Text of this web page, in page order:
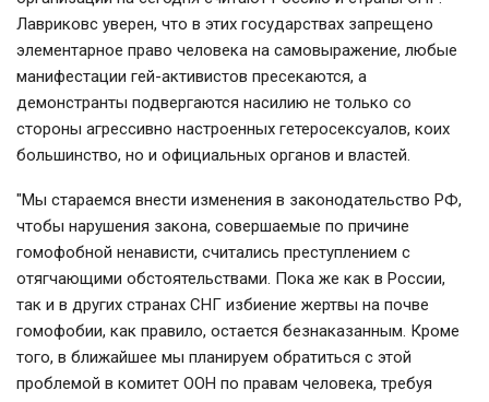
Лавриковс уверен, что в этих государствах запрещено
элементарное право человека на самовыражение, любые
манифестации гей-активистов пресекаются, а
демонстранты подвергаются насилию не только со
стороны агрессивно настроенных гетеросексуалов, коих
большинство, но и официальных органов и властей.
"Мы стараемся внести изменения в законодательство РФ,
чтобы нарушения закона, совершаемые по причине
гомофобной ненависти, считались преступлением с
отягчающими обстоятельствами. Пока же как в России,
так и в других странах СНГ избиение жертвы на почве
гомофобии, как правило, остается безнаказанным. Кроме
того, в ближайшее мы планируем обратиться с этой
проблемой в комитет ООН по правам человека, требуя